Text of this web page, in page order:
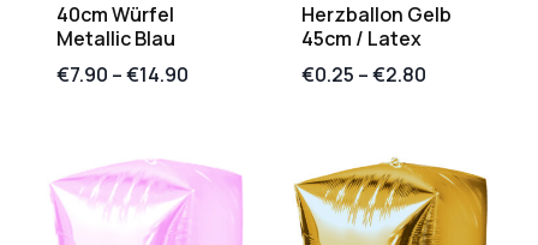
40cm Würfel
Metallic Blau
€7.90 –€14.90
Herzballon Gelb
45cm / Latex
€0.25 –€2.80